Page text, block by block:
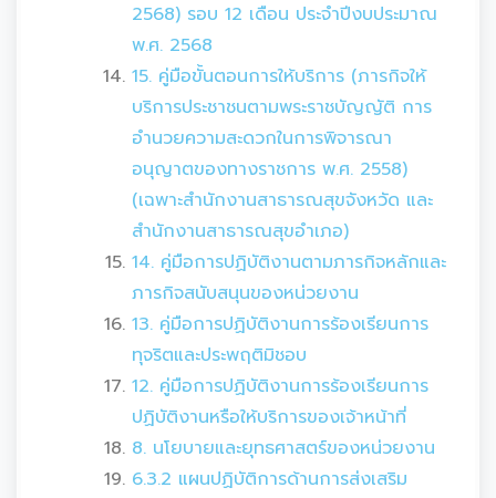
2568) รอบ 12 เดือน ประจำปีงบประมาณ
พ.ศ. 2568
15. คู่มือขั้นตอนการให้บริการ (ภารกิจให้
บริการประชาชนตามพระราชบัญญัติ การ
อำนวยความสะดวกในการพิจารณา
อนุญาตของทางราชการ พ.ศ. 2558)
(เฉพาะสำนักงานสาธารณสุขจังหวัด และ
สำนักงานสาธารณสุขอำเภอ)
14. คู่มือการปฏิบัติงานตามภารกิจหลักและ
ภารกิจสนับสนุนของหน่วยงาน
13. คู่มือการปฏิบัติงานการร้องเรียนการ
ทุจริตและประพฤติมิชอบ
12. คู่มือการปฏิบัติงานการร้องเรียนการ
ปฏิบัติงานหรือให้บริการของเจ้าหน้าที่
8. นโยบายและยุทธศาสตร์ของหน่วยงาน
6.3.2 แผนปฏิบัติการด้านการส่งเสริม